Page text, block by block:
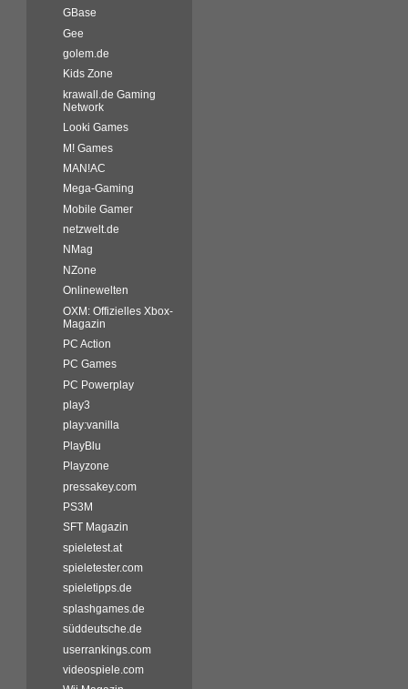
GBase
Gee
golem.de
Kids Zone
krawall.de Gaming
Network
Looki Games
M! Games
MAN!AC
Mega-Gaming
Mobile Gamer
netzwelt.de
NMag
NZone
Onlinewelten
OXM: Offizielles Xbox-
Magazin
PC Action
PC Games
PC Powerplay
play3
play:vanilla
PlayBlu
Playzone
pressakey.com
PS3M
SFT Magazin
spieletest.at
spieletester.com
spieletipps.de
splashgames.de
süddeutsche.de
userrankings.com
videospiele.com